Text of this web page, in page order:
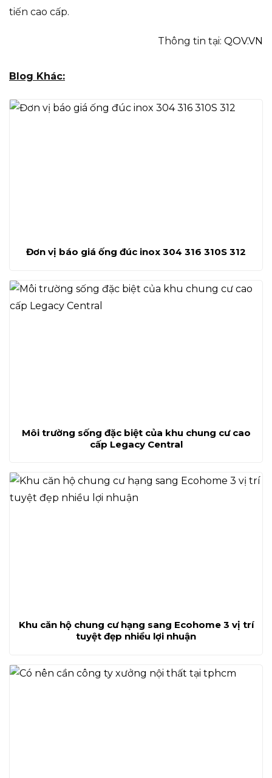
tiến cao cấp.
Thông tin tại: QOV.VN
Blog Khác:
Đơn vị báo giá ống đúc inox 304 316 310S 312
Môi trường sống đặc biệt của khu chung cư cao
cấp Legacy Central
Khu căn hộ chung cư hạng sang Ecohome 3 vị trí
tuyệt đẹp nhiều lợi nhuận